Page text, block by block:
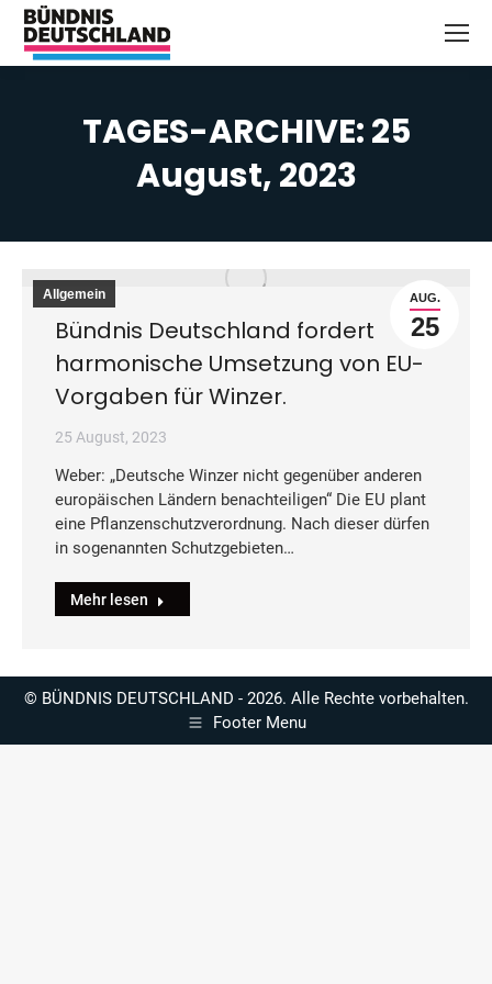
TAGES-ARCHIVE:25
August, 2023
AUG.
25
Allgemein
Bündnis Deutschland fordert
harmonische Umsetzung von EU-
Vorgaben für Winzer.
25 August, 2023
Weber: „Deutsche Winzer nicht gegenüber anderen
europäischen Ländern benachteiligen“ Die EU plant
eine Pflanzenschutzverordnung. Nach dieser dürfen
in sogenannten Schutzgebieten…
Mehr lesen
© BÜNDNIS DEUTSCHLAND - 2026. Alle Rechte vorbehalten.
Footer Menu